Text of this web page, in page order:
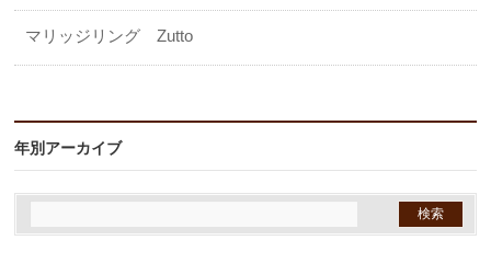
マリッジリング Zutto
年別アーカイブ